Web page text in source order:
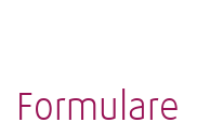
Formulare